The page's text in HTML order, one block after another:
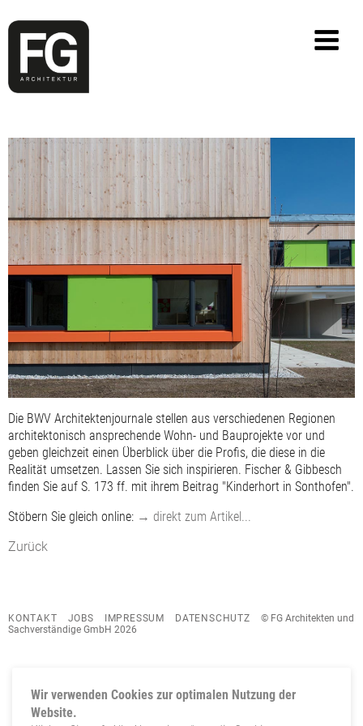
Die BWV Architektenjournale stellen aus verschiedenen Regionen
architektonisch ansprechende Wohn- und Bauprojekte vor und
geben gleichzeit einen Überblick über die Profis, die diese in die
Realität umsetzen. Lassen Sie sich inspirieren. Fischer & Gibbesch
finden Sie auf S. 173 ff. mit ihrem Beitrag "Kinderhort in Sonthofen".
Stöbern Sie gleich online: → direkt zum Artikel...
Zurück
KONTAKT JOBS IMPRESSUM DATENSCHUTZ
© FG Architekten und
Sachverständige GmbH 2026
Wir verwenden Cookies zur optimalen Nutzung der
Website.